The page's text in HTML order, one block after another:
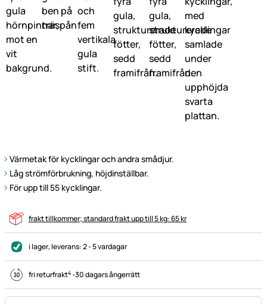
Värmetak för kycklingar och andra smådjur.
Låg strömförbrukning, höjdinställbar.
För upp till 55 kycklingar.
frakt tillkommer; standard frakt upp till 5 kg: 65 kr
i lager, leverans:2 - 5 vardagar
fri returfrakt4-30 dagars ångerrätt